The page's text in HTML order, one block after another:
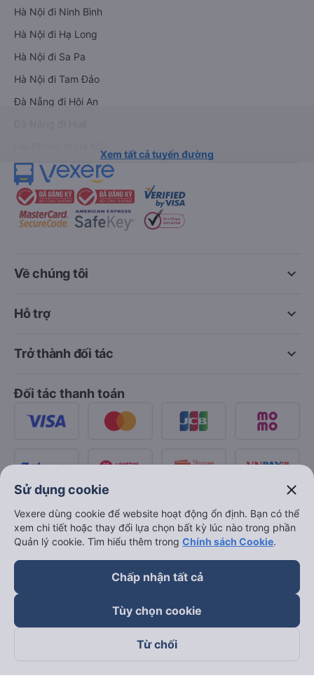
Hà Nội đi Ninh Bình
Hà Nội đi Hạ Long
Hà Nội đi Sa Pa
Hà Nội đi Tam Đảo
Đà Nẵng đi Hội An
Xem tất cả tuyến đường
keyboard_arrow_down
Về chúng tôi
keyboard_arrow_down
Hỗ trợ
keyboard_arrow_down
Trở thành đối tác
Đối tác thanh toán
Sử dụng cookie close
Vexere dùng cookie để website hoạt động ổn định. Bạn có thể
xem chi tiết hoặc thay đổi lựa chọn bất kỳ lúc nào trong phần
Quản lý cookie. Tìm hiểu thêm trong Chính sách Cookie.
Chấp nhận tất cả
Tùy chọn cookie
Từ chối